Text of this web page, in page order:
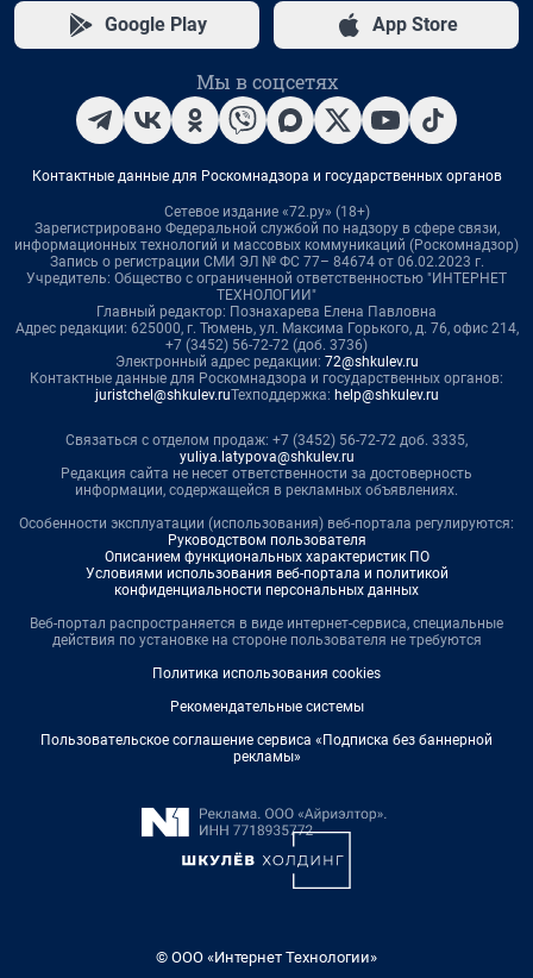
Google Play App Store
Мы в соцсетях
Контактные данные для Роскомнадзора и государственных органов
Сетевое издание «72.ру» (18+)
Зарегистрировано Федеральной службой по надзору в сфере связи,
информационных технологий и массовых коммуникаций (Роскомнадзор)
Запись о регистрации СМИ ЭЛ № ФС 77– 84674 от 06.02.2023 г.
Учредитель: Общество с ограниченной ответственностью "ИНТЕРНЕТ
ТЕХНОЛОГИИ"
Главный редактор: Познахарева Елена Павловна
Адрес редакции: 625000, г. Тюмень, ул. Максима Горького, д. 76, офис 214,
+7 (3452) 56-72-72 (доб. 3736)
Электронный адрес редакции: 72@shkulev.ru
Контактные данные для Роскомнадзора и государственных органов:
juristchel@shkulev.ruТехподдержка: help@shkulev.ru
Связаться с отделом продаж: +7 (3452) 56-72-72 доб. 3335,
yuliya.latypova@shkulev.ru
Редакция сайта не несет ответственности за достоверность
информации, содержащейся в рекламных объявлениях.
Особенности эксплуатации (использования) веб-портала регулируются:
Руководством пользователя
Описанием функциональных характеристик ПО
Условиями использования веб-портала и политикой
конфиденциальности персональных данных
Веб-портал распространяется в виде интернет-сервиса, специальные
действия по установке на стороне пользователя не требуются
Политика использования cookies
Рекомендательные системы
Пользовательское соглашение сервиса «Подписка без баннерной
рекламы»
© ООО «Интернет Технологии»